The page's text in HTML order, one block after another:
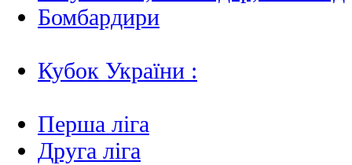
Бомбардири
Кубок України :
Перша ліга
Друга ліга